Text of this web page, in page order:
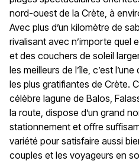
nord-ouest de la Crète, à
Avec plus d’un kilomètre de
rivalisant avec n’importe quel
et des couchers de soleil
les meilleurs de l’île, c’est
les plus gratifiantes de Crète.
célèbre lagune de Balos,
la route, dispose d’un grand
stationnement et offre
variété pour satisfaire aussi
couples et les voyageurs en